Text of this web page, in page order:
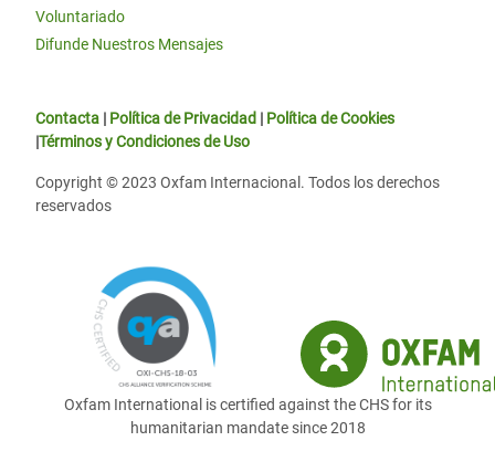
Voluntariado
Difunde Nuestros Mensajes
Contacta | Política de Privacidad | Política de Cookies
|Términos y Condiciones de Uso
Copyright © 2023 Oxfam Internacional. Todos los derechos
reservados
Oxfam International is certified against the CHS for its
humanitarian mandate since 2018